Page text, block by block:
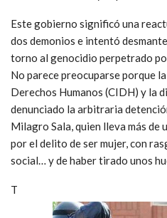
Este gobierno significó una
dos demonios e intentó
torno al genocidio perpetrado
No parece preocuparse porque
Derechos Humanos (CIDH) y la
denunciado la arbitraria
Milagro Sala, quien lleva más de
por el delito de ser mujer, con
social… y de haber tirado unos
T